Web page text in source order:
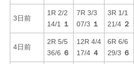
3日前
1R 2/2
14/1
１
7R 3/3
07/3 １
3R 1/1
21/4 ２
4日前
2R 5/5
36/6 ６
12R 4/4
17/4 ４
6R 6/6
29/3 ６